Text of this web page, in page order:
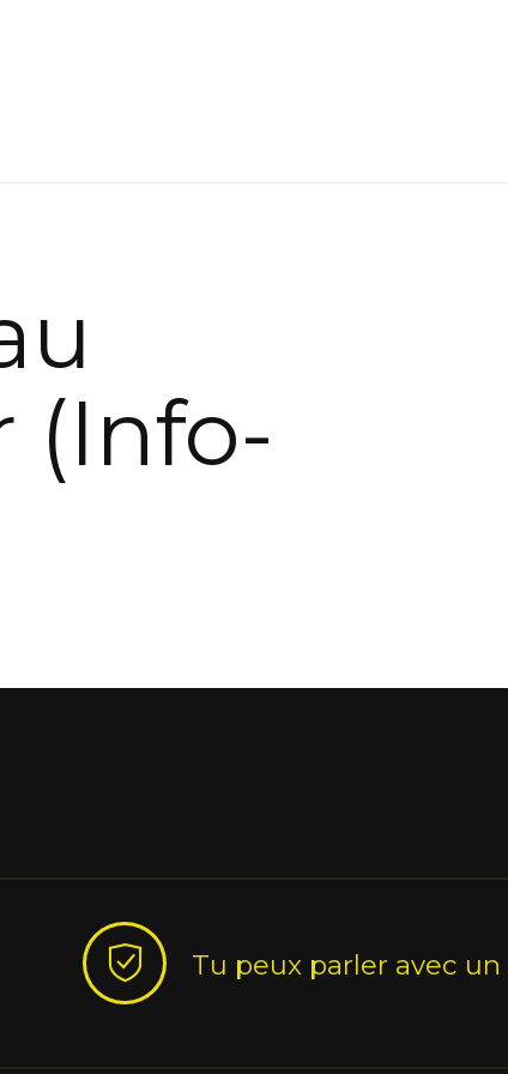
(Info-
Tu peux parler avec